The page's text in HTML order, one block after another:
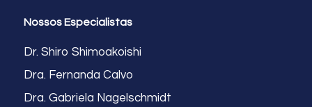
Nossos Especialistas
Dr. Shiro Shimoakoishi
Dra. Fernanda Calvo
Dra. Gabriela Nagelschmidt